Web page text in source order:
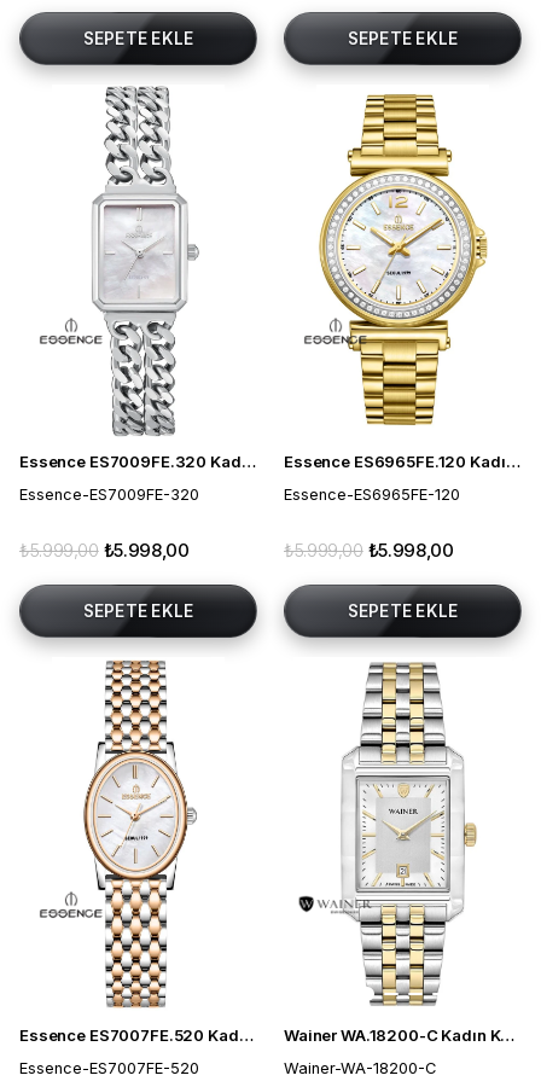
SEPETE EKLE SEPETE EKLE
Essence ES7009FE.320 Kadın Kol Saati
Essence-ES7009FE-320
₺5.998,00
₺5.999,00
SEPETE EKLE
Essence ES6965FE.120 Kadın Kol Saati
Essence-ES6965FE-120
₺5.998,00
₺5.999,00
SEPETE EKLE
Essence ES7007FE.520 Kadın Kol Saati
Essence-ES7007FE-520
Wainer WA.18200-C Kadın Kol Saati
Wainer-WA-18200-C